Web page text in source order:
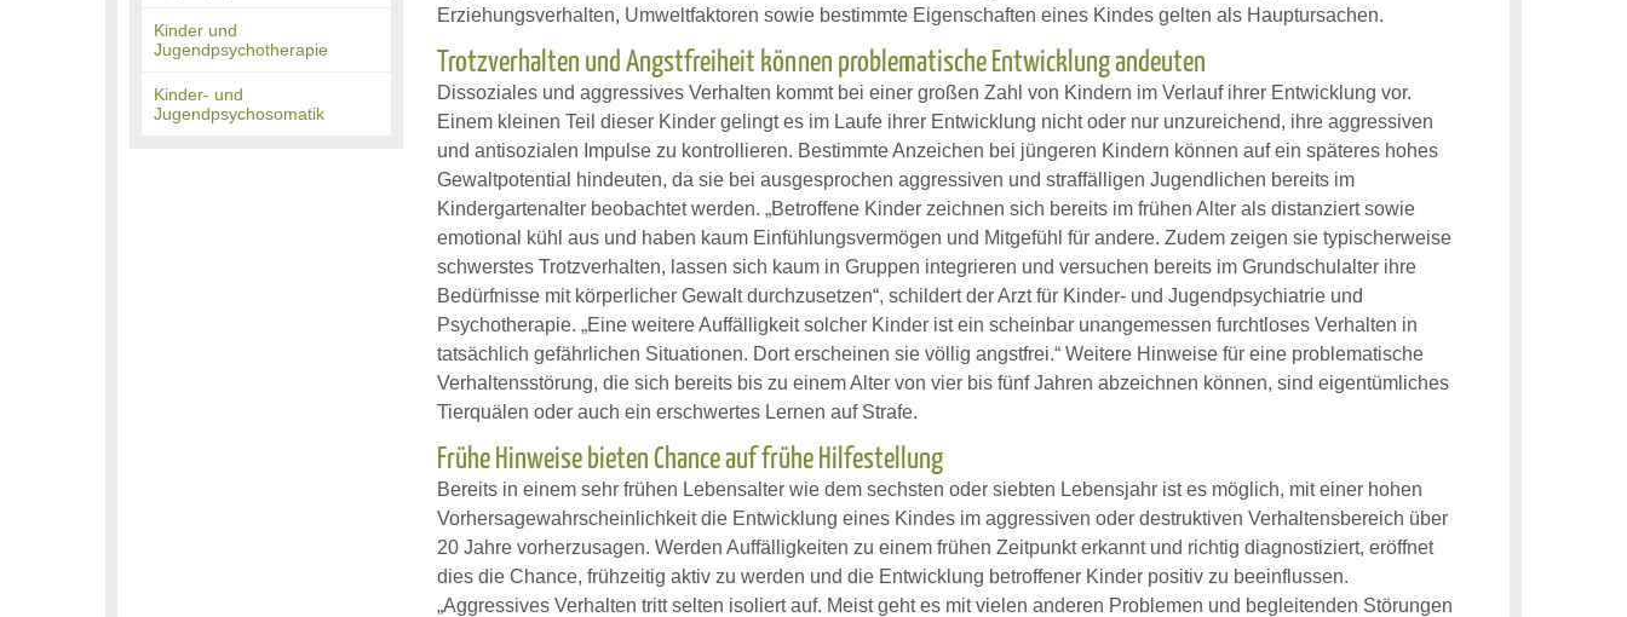
Kinder und
Jugendpsychotherapie
Kinder- und
Jugendpsychosomatik
Erziehungsverhalten, Umweltfaktoren sowie bestimmte Eigenschaften eines Kindes gelten als Hauptursachen.
Trotzverhalten und Angstfreiheit können problematische Entwicklung andeuten
Dissoziales und aggressives Verhalten kommt bei einer großen Zahl von Kindern im Verlauf ihrer Entwicklung vor.
Einem kleinen Teil dieser Kinder gelingt es im Laufe ihrer Entwicklung nicht oder nur unzureichend, ihre aggressiven
und antisozialen Impulse zu kontrollieren. Bestimmte Anzeichen bei jüngeren Kindern können auf ein späteres hohes
Gewaltpotential hindeuten, da sie bei ausgesprochen aggressiven und straffälligen Jugendlichen bereits im
Kindergartenalter beobachtet werden. „Betroffene Kinder zeichnen sich bereits im frühen Alter als distanziert sowie
emotional kühl aus und haben kaum Einfühlungsvermögen und Mitgefühl für andere. Zudem zeigen sie typischerweise
schwerstes Trotzverhalten, lassen sich kaum in Gruppen integrieren und versuchen bereits im Grundschulalter ihre
Bedürfnisse mit körperlicher Gewalt durchzusetzen“, schildert der Arzt für Kinder- und Jugendpsychiatrie und
Psychotherapie. „Eine weitere Auffälligkeit solcher Kinder ist ein scheinbar unangemessen furchtloses Verhalten in
tatsächlich gefährlichen Situationen. Dort erscheinen sie völlig angstfrei.“ Weitere Hinweise für eine problematische
Verhaltensstörung, die sich bereits bis zu einem Alter von vier bis fünf Jahren abzeichnen können, sind eigentümliches
Tierquälen oder auch ein erschwertes Lernen auf Strafe.
Frühe Hinweise bieten Chance auf frühe Hilfestellung
Bereits in einem sehr frühen Lebensalter wie dem sechsten oder siebten Lebensjahr ist es möglich, mit einer hohen
Vorhersagewahrscheinlichkeit die Entwicklung eines Kindes im aggressiven oder destruktiven Verhaltensbereich über
20 Jahre vorherzusagen. Werden Auffälligkeiten zu einem frühen Zeitpunkt erkannt und richtig diagnostiziert, eröffnet
dies die Chance, frühzeitig aktiv zu werden und die Entwicklung betroffener Kinder positiv zu beeinflussen.
„Aggressives Verhalten tritt selten isoliert auf. Meist geht es mit vielen anderen Problemen und begleitenden Störungen